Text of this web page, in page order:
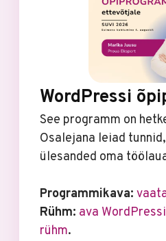
WordPressi
See programm on
Osalejana leiad
ülesanded oma
Programmikava:
Rühm: ava
rühm.